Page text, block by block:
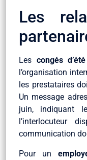
Les
Les congés d’été
l’organisation
les prestataires
Un message
juin, indiquant
l’interlocuteur
communication
Pour un